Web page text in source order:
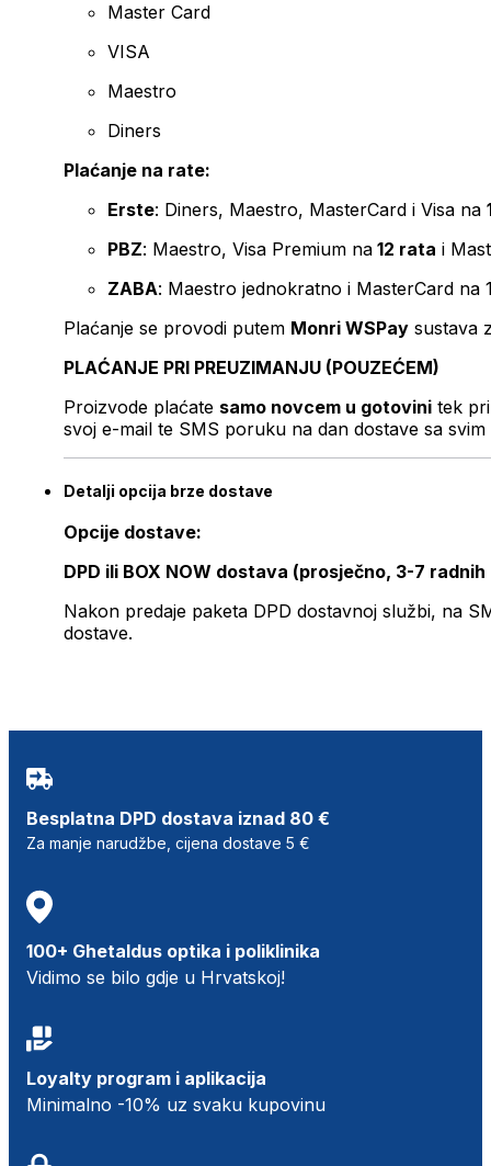
Master Card
VISA
Maestro
Diners
Plaćanje na rate:
Erste: Diners, Maestro, MasterCard i Visa na
PBZ: Maestro, Visa Premium na 12 rata i
ZABA: Maestro jednokratno i MasterCard na
Plaćanje se provodi putem Monri WSPay sustava
PLAĆANJE PRI PREUZIMANJU (POUZEĆEM)
Proizvode plaćate samo novcem u gotovini tek
svoj e-mail te SMS poruku na dan dostave sa svim
Detalji opcija brze dostave
Opcije dostave:
DPD ili BOX NOW dostava (prosječno, 3-7 radnih
Nakon predaje paketa DPD dostavnoj službi, na
dostave.
Besplatna DPD dostava iznad 80 €
Za manje narudžbe, cijena dostave 5 €
100+ Ghetaldus optika i poliklinika
Vidimo se bilo gdje u Hrvatskoj!
Loyalty program i aplikacija
Minimalno -10% uz svaku kupovinu